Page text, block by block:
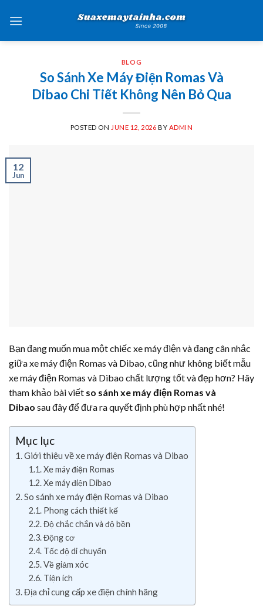
BLOG
So Sánh Xe Máy Điện Romas Và
Dibao Chi Tiết Không Nên Bỏ Qua
POSTED ON JUNE 12, 2026 BY ADMIN
12
Jun
Bạn đang muốn mua một chiếc xe máy điện và đang cân nhắc
giữa xe máy điện Romas và Dibao, cũng như không biết mẫu
xe máy điện Romas và Dibao chất lượng tốt và đẹp hơn? Hãy
tham khảo bài viết so sánh xe máy điện Romas và
Dibao sau đây để đưa ra quyết định phù hợp nhất nhé!
Mục lục
Giới thiệu về xe máy điện Romas và Dibao
Xe máy điện Romas
Xe máy điện Dibao
So sánh xe máy điện Romas và Dibao
Phong cách thiết kế
Độ chắc chắn và độ bền
Động cơ
Tốc độ di chuyển
Về giảm xóc
Tiện ích
Địa chỉ cung cấp xe điện chính hãng